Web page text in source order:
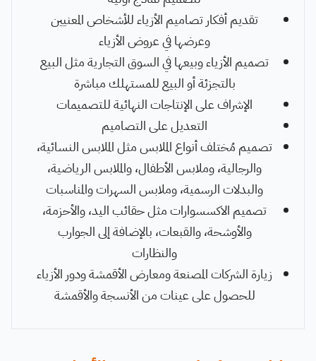
تقديم أفكار تصاميم الأزياء للأشخاص المعنيين
وعرضها في عروض الأزياء
تصميم الأزياء وبيعها في السوق التجارية مثل البيع
بالتجزئة أو البيع للمستهلك مباشرة
الإشراف على الإنتاجات النهائية للتصميمات
التعديل على التصاميم
تصميم مُختلف أنواع الملابس مثل الملابس النسائية،
والرجالية، وملابس الأطفال، والملابس الرياضية،
والبدلات الرسمية، وملابس السهرات والمناسبات
تصميم الاكسسوارات مثل حقائب اليد، والأحزمة،
والأوشحة، والقبعات، بالإضافة إلى الجوارب
والنظارات
زيارة الشركات المصنعة ومعارض الأقمشة ودور الأزياء
للحصول على عينات من الأنسجة والأقمشة